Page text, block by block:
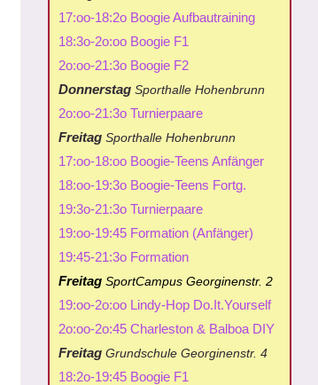
17:oo-18:2o Boogie Aufbautraining
18:3o-2o:oo Boogie F1
2o:oo-21:3o Boogie F2
Donnerstag Sporthalle Hohenbrunn
2o:oo-21:3o Turnierpaare
Freitag Sporthalle Hohenbrunn
17:oo-18:oo Boogie-Teens Anfänger
18:oo-19:3o Boogie-Teens Fortg.
19:3o-21:3o Turnierpaare
19:oo-19:45 Formation (Anfänger)
19:45-21:3o Formation
Freitag SportCampus Georginenstr. 2
19:oo-2o:oo Lindy-Hop Do.It.Yourself
2o:oo-2o:45 Charleston & Balboa DIY
Freitag Grundschule Georginenstr. 4
18:2o-19:45 Boogie F1